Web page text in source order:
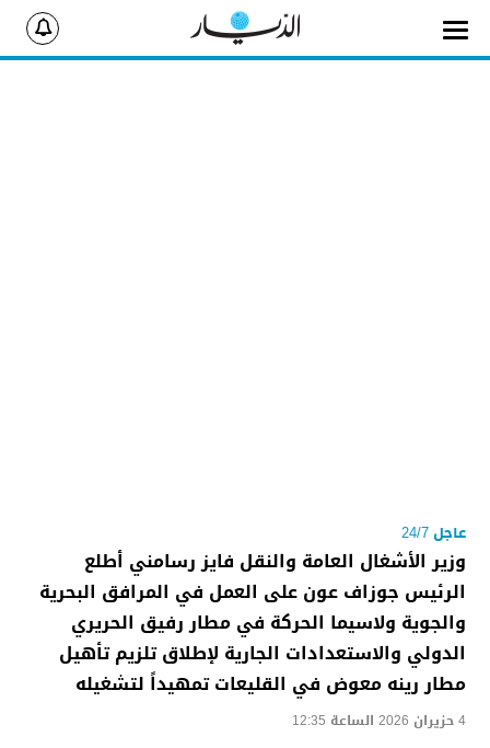
عاجل 24/7
وزير الأشغال العامة والنقل فايز رسامني أطلع
الرئيس جوزاف عون على العمل في المرافق البحرية
والجوية ولاسيما الحركة في مطار رفيق الحريري
الدولي والاستعدادات الجارية لإطلاق تلزيم تأهيل
مطار رينه معوض في القليعات تمهيداً لتشغيله
4 حزيران 2026 الساعة 12:35